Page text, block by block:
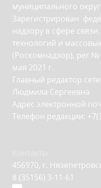
муниципального
Зарегистрирован
надзору в сфере
технологий и
(Роскомнадзор), рег
мая 2021 г.
Главный редактор
Людмила Сергеевна
Адрес электронной
Телефон редакции:
456970, г.
8 (35156) 3-11-61